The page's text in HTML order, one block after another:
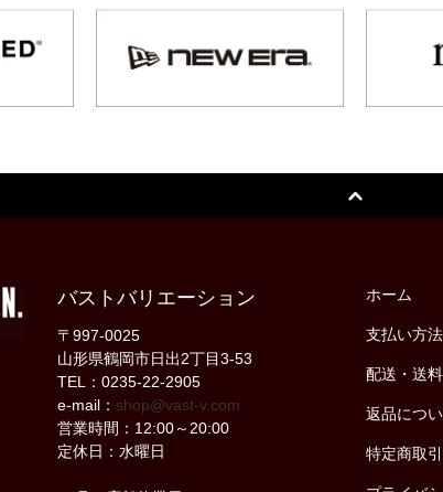
バストバリエーション
〒997-0025
山形県鶴岡市日出2丁目3-53
TEL：0235-22-2905
e-mail： shop@vast-v.com
営業時間：12:00～20:00
定休日：水曜日
ホーム
支払い方
配送・送
返品につ
特定商取